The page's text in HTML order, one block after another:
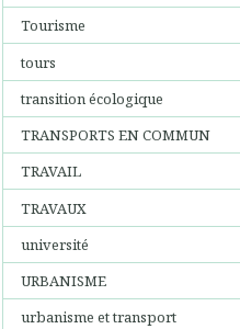
Tourisme
tours
transition écologique
TRANSPORTS EN COMMUN
TRAVAIL
TRAVAUX
université
URBANISME
urbanisme et transport